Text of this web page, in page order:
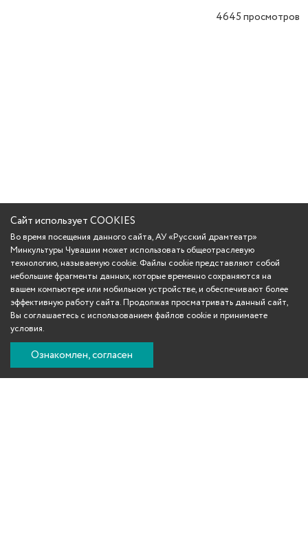
4645просмотров
Сайт использует COOKIES
Во время посещения данного сайта, АУ «Русский драмтеатр»
Минкультуры Чувашии может использовать общеотраслевую
технологию, называемую cookie. Файлы cookie представляют собой
небольшие фрагменты данных, которые временно сохраняются на
вашем компьютере или мобильном устройстве, и обеспечивают более
эффективную работу сайта. Продолжая просматривать данный сайт,
Вы соглашаетесь с использованием файлов cookie и принимаете
условия.
Ознакомлен, согласен